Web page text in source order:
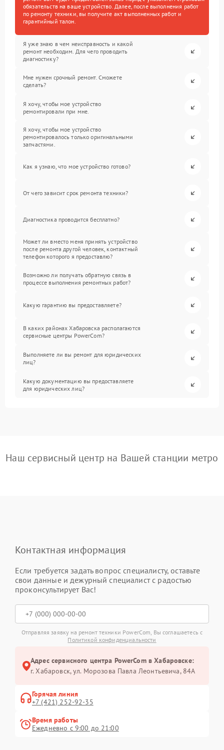
обязательств на ваше устройство. Далее, после выполнения работ
по ремонту техники, вы получите акт выполненных работ и
гарантийный талон.
Я уже знаю в чем неисправность и какой
ремонт необходим. Для чего проводить
диагностику?
Мне нужен срочный ремонт. Сможете
сделать?
Я хочу, чтобы мое устройство
ремонтировали при мне.
Я хочу, чтобы мое устройство
ремонтировалось только оригинальными
запчастями.
Как я узнаю, что мое устройство готово?
От чего зависит срок ремонта техники?
Диагностика проводится бесплатно?
Может ли вместо меня принять устройство
после ремонта другой человек, контактный
телефон которого я предоставлю?
Возможно ли получать обратную связь в
процессе выполнения ремонтных работ?
Какую гарантию вы предоставляете?
В каких районах Хабаровска располагаются
сервисные центры PowerCom?
Выполняете ли вы ремонт для юридических
лиц?
Какую документацию вы предоставляете
для юридических лиц?
Наш сервисный центр на Вашей станции метро
Контактная информация
Если требуется задать вопрос специалисту, оставьте
свои данные и дежурный специалист с радостью
проконсультирует Вас!
Отправляя заявку на ремонт техники PowerCom, Вы соглашаетесь с
Политикой конфиденциальности
Адрес сервисного центра PowerCom в Хабаровске:
г. Хабаровск, ул. Морозова Павла Леонтьевича, 84А
Горячая линия
+7 (421) 252-92-35
Время работы
Ежедневно с 9:00 до 21:00